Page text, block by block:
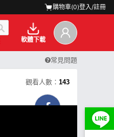
購物車(0)登入/註冊
軟體下載
常見問題
觀看人數： 143